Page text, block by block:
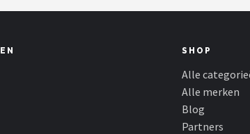
SHOP
Alle
Alle merken
Blog
Partners